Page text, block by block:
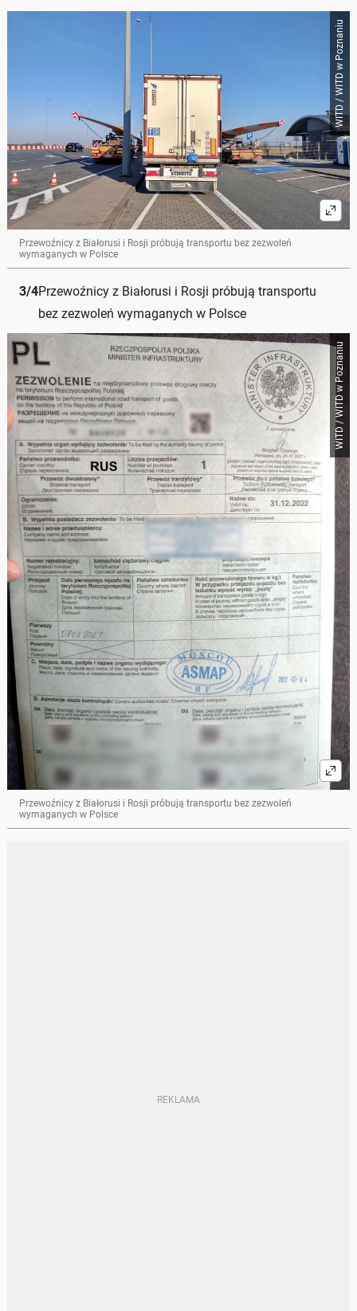
WITD / WITD w Poznaniu
Przewoźnicy z Białorusi i Rosji próbują transportu bez zezwoleń
wymaganych w Polsce
3/4Przewoźnicy z Białorusi i Rosji próbują transportu
bez zezwoleń wymaganych w Polsce
WITD / WITD w Poznaniu
Przewoźnicy z Białorusi i Rosji próbują transportu bez zezwoleń
wymaganych w Polsce